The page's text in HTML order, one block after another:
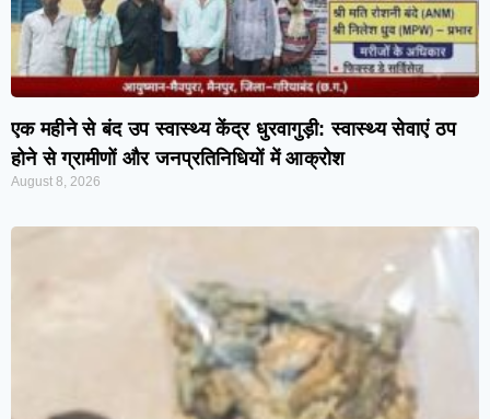
एक महीने से बंद उप स्वास्थ्य केंद्र धुरवागुड़ी: स्वास्थ्य सेवाएं ठप
होने से ग्रामीणों और जनप्रतिनिधियों में आक्रोश
August 8, 2026